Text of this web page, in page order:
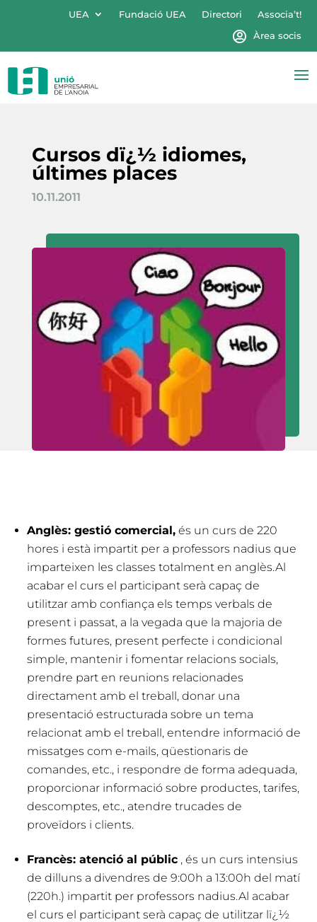
UEA Fundació UEA Directori
Associa’t!
Àrea socis
Cursos dï¿½ idiomes,
últimes places
10.11.2011
Anglès: gestió comercial, és un curs de 220
hores i està impartit per a professors nadius que
imparteixen les classes totalment en anglès.Al
acabar el curs el participant serà capaç de
utilitzar amb confiança els temps verbals de
present i passat, a la vegada que la majoria de
formes futures, present perfecte i condicional
simple, mantenir i fomentar relacions socials,
prendre part en reunions relacionades
directament amb el treball, donar una
presentació estructurada sobre un tema
relacionat amb el treball, entendre informació de
missatges com e-mails, qüestionaris de
comandes, etc., i respondre de forma adequada,
proporcionar informació sobre productes, tarifes,
descomptes, etc., atendre trucades de
proveïdors i clients.
Francès: atenció al públic , és un curs intensius
de dilluns a divendres de 9:00h a 13:00h del matí
(220h.) impartit per professors nadius.Al acabar
el curs el participant serà capaç de utilitzar lï¿½